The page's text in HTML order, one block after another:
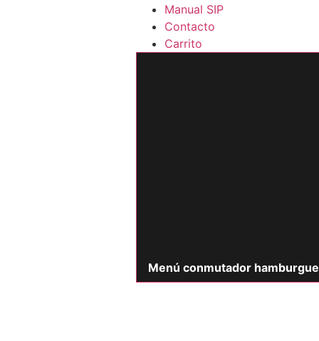
Manual SIP
Contacto
Carrito
Menú conmutador